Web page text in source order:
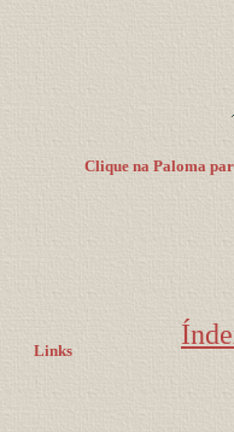
Clique na Paloma
Links